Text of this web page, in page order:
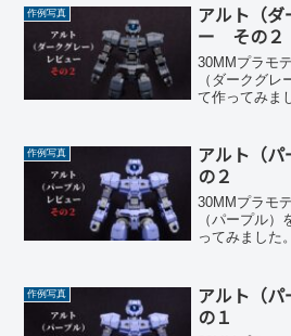
作例写真
アルト（
ー その２
30MMプラモ
（ダークグレ
て作ってみま
作例写真
アルト（
の２
30MMプラモ
（パープル
ってみました。
作例写真
アルト（
の１